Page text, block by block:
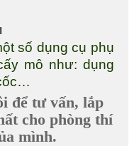
số dụng cụ phụ
mô như: dụng
để tư vấn, lắp
cho phòng thí
mình.